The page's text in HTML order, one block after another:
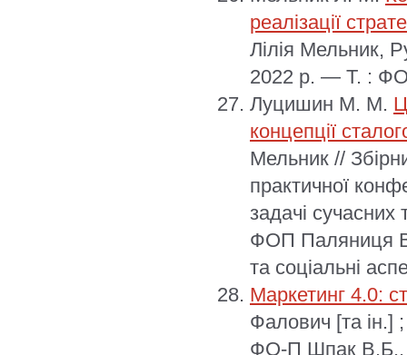
реалізації
Лілія Мельник,
2022 р. — Т. :
Луцишин М. М.
концепції
Мельник //
практичної
задачі
ФОП Паляниця
та соціальні
Маркетинг 4.0:
Фалович [та ін.]
ФО-П Шпак В.Б.,